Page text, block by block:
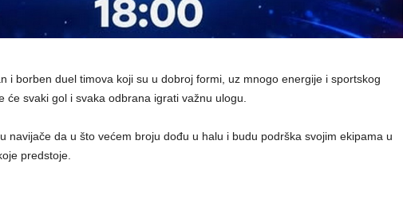
i borben duel timova koji su u dobroj formi, uz mnogo energije i sportskog
će svaki gol i svaka odbrana igrati važnu ulogu.
navijače da u što većem broju dođu u halu i budu podrška svojim ekipama u
predstoje.